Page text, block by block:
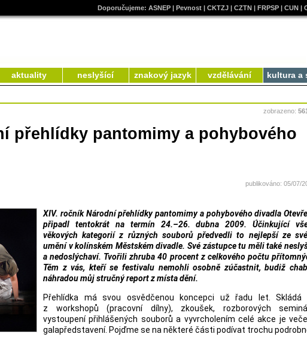
Doporučujeme: ASNEP| Pevnost| CKTZJ| CZTN| FRPSP| CUN|
aktuality neslyšící znakový jazyk vzdělávání kultura a
zobrazeno:
přehlídky pantomimy a pohybového
publikováno: 05/07/
XIV. ročník Národní přehlídky pantomimy a pohybového divadla
připadl tentokrát na termín 24.–26. dubna 2009. Účinkující
věkových kategorií z různých souborů předvedli to nejlepší ze
umění v kolínském Městském divadle. Své zástupce tu měli také
a nedoslýchaví. Tvořili zhruba 40 procent z celkového počtu
Těm z vás, kteří se festivalu nemohli osobně zúčastnit, budiž
náhradou můj stručný report z místa dění.
Přehlídka má svou osvědčenou koncepci už řadu let. Skládá
z workshopů (pracovní dílny), zkoušek, rozborových
vystoupení přihlášených souborů a vyvrcholením celé akce je
galapředstavení. Pojďme se na některé části podívat trochu